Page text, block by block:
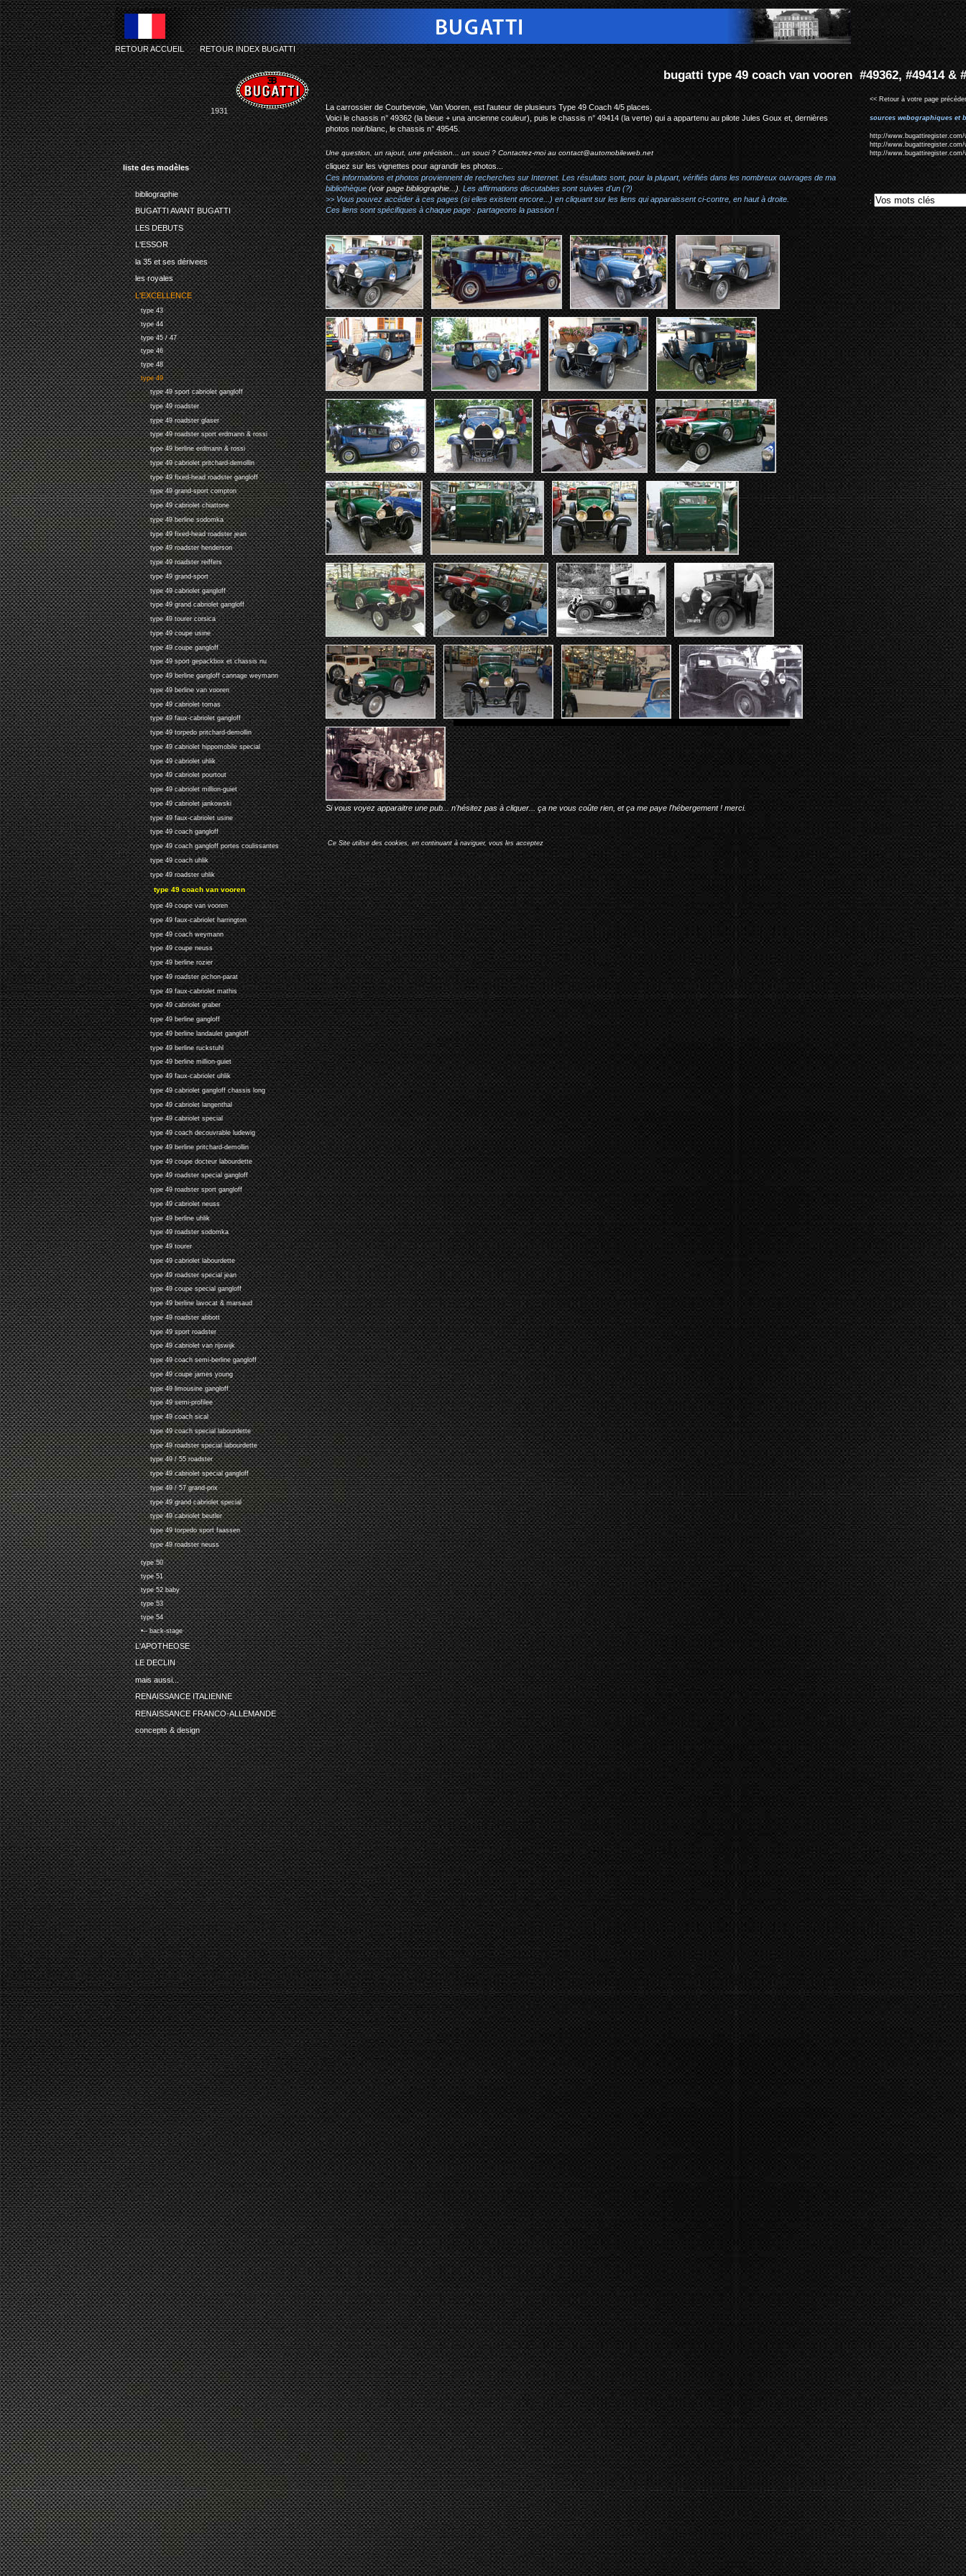
liste des modèles
bibliographie
BUGATTI AVANT BUGATTI
LES DEBUTS
L'ESSOR
la 35 et ses dérivees
les royales
L'EXCELLENCE
type 43
type 44
type 45 / 47
type 46
type 48
type 49
type 49 sport cabriolet gangloff
type 49 roadster
type 49 roadster glaser
type 49 roadster sport erdmann & rossi
type 49 berline erdmann & rossi
type 49 cabriolet pritchard-demollin
type 49 fixed-head roadster gangloff
type 49 grand-sport compton
type 49 cabriolet chiattone
type 49 berline sodomka
type 49 fixed-head roadster jean
type 49 roadster henderson
type 49 roadster reiffers
type 49 grand-sport
type 49 cabriolet gangloff
type 49 grand cabriolet gangloff
type 49 tourer corsica
type 49 coupe usine
type 49 coupe gangloff
type 49 sport gepackbox et chassis nu
type 49 berline gangloff cannage weymann
type 49 berline van vooren
type 49 cabriolet tomas
type 49 faux-cabriolet gangloff
type 49 torpedo pritchard-demollin
type 49 cabriolet hippomobile special
type 49 cabriolet uhlik
type 49 cabriolet pourtout
type 49 cabriolet million-guiet
type 49 cabriolet jankowski
type 49 faux-cabriolet usine
type 49 coach gangloff
type 49 coach gangloff portes coulissantes
type 49 coach uhlik
type 49 roadster uhlik
type 49 coach van vooren
type 49 coupe van vooren
type 49 faux-cabriolet harrington
type 49 coach weymann
type 49 coupe neuss
type 49 berline rozier
type 49 roadster pichon-parat
type 49 faux-cabriolet mathis
type 49 cabriolet graber
type 49 berline gangloff
type 49 berline landaulet gangloff
type 49 berline ruckstuhl
type 49 berline million-guiet
type 49 faux-cabriolet uhlik
type 49 cabriolet gangloff chassis long
type 49 cabriolet langenthal
type 49 cabriolet special
type 49 coach decouvrable ludewig
type 49 berline pritchard-demollin
type 49 coupe docteur labourdette
type 49 roadster special gangloff
type 49 roadster sport gangloff
type 49 cabriolet neuss
type 49 berline uhlik
type 49 roadster sodomka
type 49 tourer
type 49 cabriolet labourdette
type 49 roadster special jean
type 49 coupe special gangloff
type 49 berline lavocat & marsaud
type 49 roadster abbott
type 49 sport roadster
type 49 cabriolet van rijswijk
type 49 coach semi-berline gangloff
type 49 coupe james young
type 49 limousine gangloff
type 49 semi-profilee
type 49 coach sical
type 49 coach special labourdette
type 49 roadster special labourdette
type 49 / 55 roadster
type 49 cabriolet special gangloff
type 49 / 57 grand-prix
type 49 grand cabriolet special
type 49 cabriolet beutler
type 49 torpedo sport faassen
type 49 roadster neuss
type 50
type 51
type 52 baby
type 53
type 54
•-- back-stage
L'APOTHEOSE
LE DECLIN
mais aussi...
RENAISSANCE ITALIENNE
RENAISSANCE FRANCO-ALLEMANDE
concepts & design
bugatti type 49 coach van vooren #49362, #49414 & #49545
RETOUR ACCUEIL-RETOUR INDEX BUGATTI
1931
La carrossier de Courbevoie, Van Vooren, est l'auteur de plusieurs Type 49 Coach 4/5 places.
Voici le chassis n° 49362 (la bleue + una ancienne couleur), puis le chassis n° 49414 (la verte) qui a appartenu au pilote Jules Goux et, dernières
photos noir/blanc, le chassis n° 49545.
Une question, un rajout, une précision... un souci ? Contactez-moi aucontact@automobileweb.net
cliquez sur les vignettes pour agrandir les photos...
Ces informations et photos proviennent de recherches sur Internet. Les résultats sont, pour la plupart, vérifiés dans les nombreux ouvrages de ma
bibliothèque(voir page bibliographie...). Les affirmations discutables sont suivies d'un (?)
>> Vous pouvez accéder à ces pages (si elles existent encore...) en cliquant sur les liens qui apparaissent ci-contre, en haut à droite.
Ces liens sont spécifiques à chaque page : partageons la passion !
Si vous voyez apparaitre une pub... n'hésitez pas à cliquer... ça ne vous coûte rien, et ça me paye l'hébergement ! merci.
Ce Site utilise des cookies, en continuant à naviguer, vous les acceptez
<< Retour à votre page
sources webographiques et
http://
http://
http://
: